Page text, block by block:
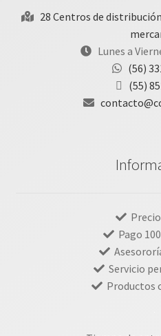
28 Centros de
Lunes a
(56)
(55)
Pago
Servicio
Productos